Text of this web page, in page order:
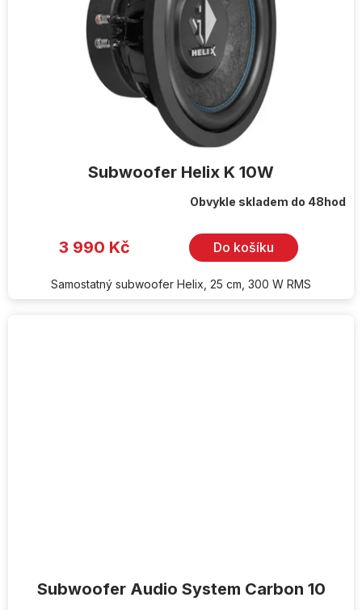
Subwoofer Helix K 10W
Obvykle skladem do 48hod
3 990 Kč Do košíku
Samostatný subwoofer Helix, 25 cm, 300 W RMS
Subwoofer Audio System Carbon 10